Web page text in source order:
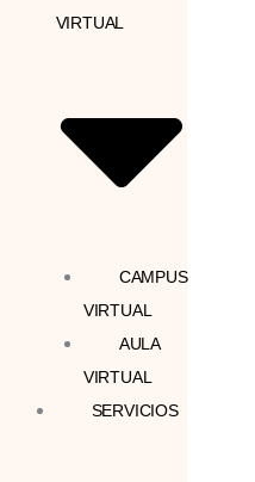
VIRTUAL
CAMPUS
VIRTUAL
AULA
VIRTUAL
SERVICIOS